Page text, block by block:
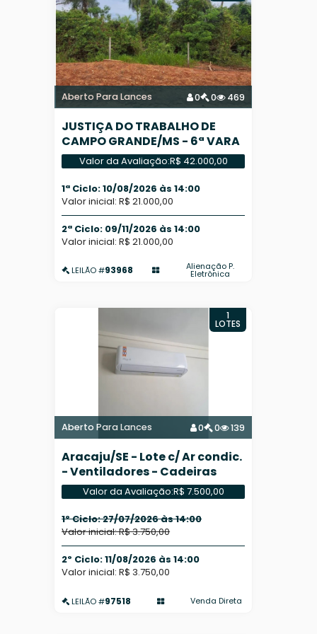
Aberto Para Lances 0 0 469
JUSTIÇA DO TRABALHO DE
CAMPO GRANDE/MS - 6ª VARA
DO TRABALHO
Valor da Avaliação:R$ 42.000,00
1ª Ciclo: 10/08/2026 às 14:00
Valor inicial: R$ 21.000,00
2ª Ciclo: 09/11/2026 às 14:00
Valor inicial: R$ 21.000,00
LEILÃO #93968 Alienação P.
Eletrônica
Aberto Para Lances 0 0 139
1
LOTES
Aracaju/SE - Lote c/ Ar condic.
- Ventiladores - Cadeiras
Valor da Avaliação:R$ 7.500,00
1º Ciclo: 27/07/2026 às 14:00
Valor inicial: R$ 3.750,00
2º Ciclo: 11/08/2026 às 14:00
Valor inicial: R$ 3.750,00
LEILÃO #97518 Venda Direta